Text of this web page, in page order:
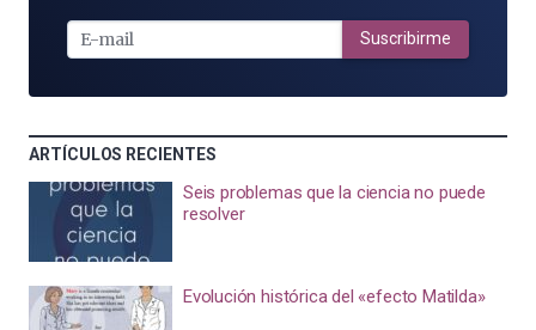
MAIL
Suscribirme
ARTÍCULOS RECIENTES
Seis problemas que la ciencia no puede
resolver
Evolución histórica del «efecto Matilda»